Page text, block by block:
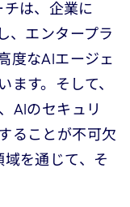
は、企業に
、エンタープラ
度なAIエージェ
ます。そして、
AIのセキュリ
ることが不可欠
を通じて、そ